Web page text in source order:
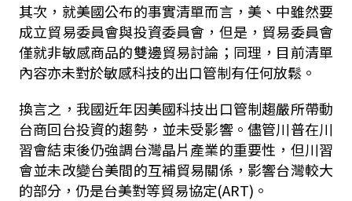
其次，就美國公布的事實清單而言，美、中雖然要
成立貿易委員會與投資委員會，但是，貿易委員會
僅就非敏感商品的雙邊貿易討論；同理，目前清單
內容亦未對於敏感科技的出口管制有任何放鬆。
換言之，我國近年因美國科技出口管制趨嚴所帶動
台商回台投資的趨勢，並未受影響。儘管川普在川
習會結束後仍強調台灣晶片產業的重要性，但川習
會並未改變台美間的互補貿易關係，影響台灣較大
的部分，仍是台美對等貿易協定(ART) 。